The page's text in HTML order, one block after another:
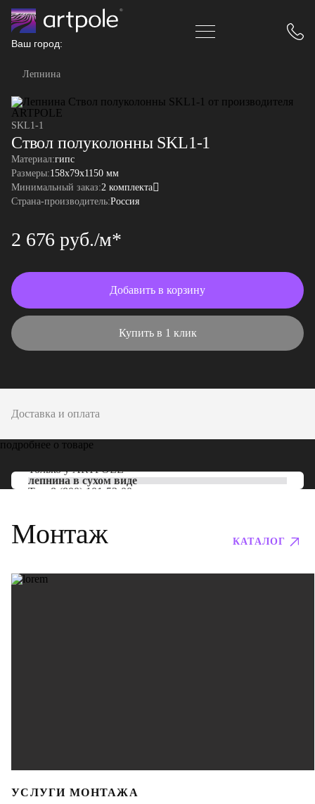
Ваш город:
Лепнина
SKL1-1
Ствол полуколонны SKL1-1
Материал:гипс
Размеры:158x79x1150 мм
Минимальный заказ:2 комплекта
Страна-производитель:Россия
2 676 руб./м*
Добавить в корзину
Купить в 1 клик
Доставка и оплата
подробнее о товаре
Только уARTPOLE
лепнина в сухом виде
Тел: 8 (800) 101-53-00
Монтаж КАТАЛОГ
УСЛУГИ МОНТАЖА